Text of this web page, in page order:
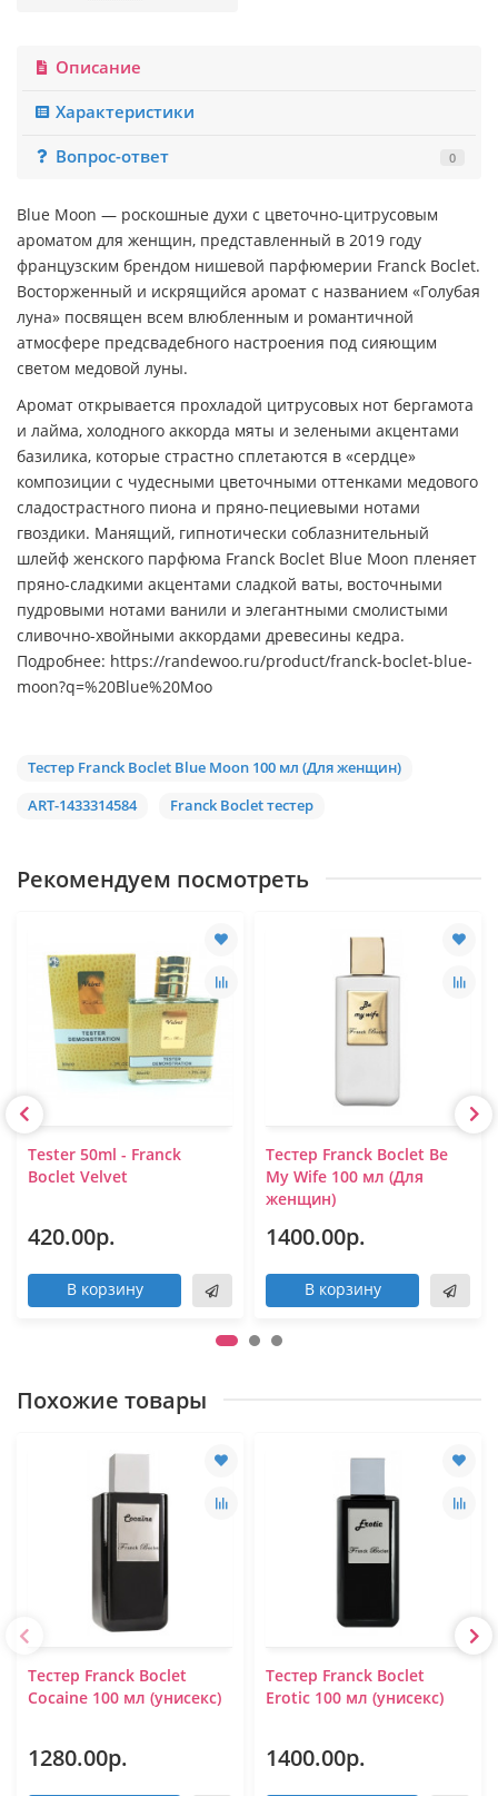
Описание
Характеристики
Вопрос-ответ
0
Blue Moon — роскошные духи с цветочно-цитрусовым
ароматом для женщин, представленный в 2019 году
французским брендом нишевой парфюмерии Franck Boclet.
Восторженный и искрящийся аромат с названием «Голубая
луна» посвящен всем влюбленным и романтичной
атмосфере предсвадебного настроения под сияющим
светом медовой луны.
Аромат открывается прохладой цитрусовых нот бергамота
и лайма, холодного аккорда мяты и зелеными акцентами
базилика, которые страстно сплетаются в «сердце»
композиции с чудесными цветочными оттенками медового
сладострастного пиона и пряно-пециевыми нотами
гвоздики. Манящий, гипнотически соблазнительный
шлейф женского парфюма Franck Boclet Blue Moon пленяет
пряно-сладкими акцентами сладкой ваты, восточными
пудровыми нотами ванили и элегантными смолистыми
сливочно-хвойными аккордами древесины кедра.
Подробнее: https://randewoo.ru/product/franck-boclet-blue-
moon?q=%20Blue%20Moo
Тестер Franck Boclet Blue Moon 100 мл (Для женщин)
ART-1433314584
Franck Boclet тестер
Рекомендуем посмотреть
Tester 50ml - Franck
Boclet Velvet
420.00р.
В корзину
Тестер Franck Boclet Be
My Wife 100 мл (Для
женщин)
1400.00р.
В корзину
Похожие товары
Тестер Franck Boclet
Cocaine 100 мл (унисекс)
1280.00р.
Тестер Franck Boclet
Erotic 100 мл (унисекс)
1400.00р.